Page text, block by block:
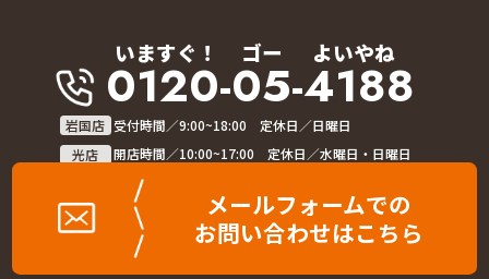
いますぐ！ ゴー よいやね
0120-05-4188
岩国店 受付時間／9:00~18:00 定休日／日曜日
光店
開店時間／10:00~17:00 定休日／水曜日・日曜日
メールフォームでの
お問い合わせはこちら